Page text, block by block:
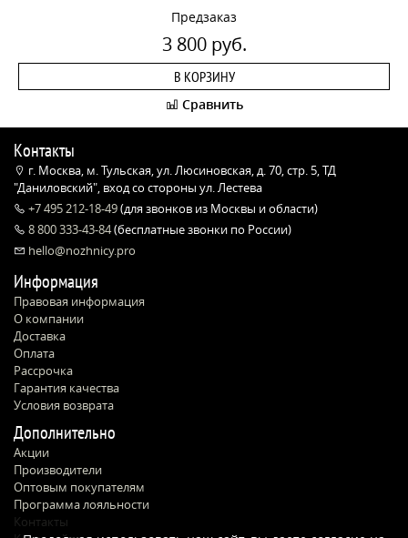
Предзаказ
3 800 руб.
В КОРЗИНУ
Сравнить
Контакты
г. Москва, м. Тульская, ул. Люсиновская, д. 70, стр. 5, ТД
"Даниловский", вход со стороны ул. Лестева
+7 495 212-18-49(для звонков из Москвы и области)
8 800 333-43-84(бесплатные звонки по России)
hello@nozhnicy.pro
Информация
Правовая информация
О компании
Доставка
Оплата
Рассрочка
Гарантия качества
Условия возврата
Дополнительно
Акции
Производители
Оптовым покупателям
Программа лояльности
Контакты